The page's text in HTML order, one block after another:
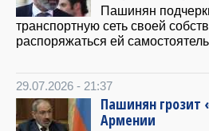
Пашинян
транспортную сеть своей
распоряжаться ей
29.07.2026 - 21:37
Пашинян грозит
Армении